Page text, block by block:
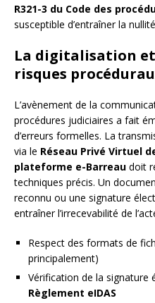
R321-3 du Code des
susceptible d’entraîner la
La digitalisation et
risques
L’avènement de la
procédures judiciaires a fait
d’erreurs formelles. La
via le Réseau Privé Virtuel
plateforme e-Barreau doit
techniques précis. Un
reconnu ou une signature
entraîner l’irrecevabilité de
Respect des formats de
principalement)
Vérification de la signature
Règlement eIDAS